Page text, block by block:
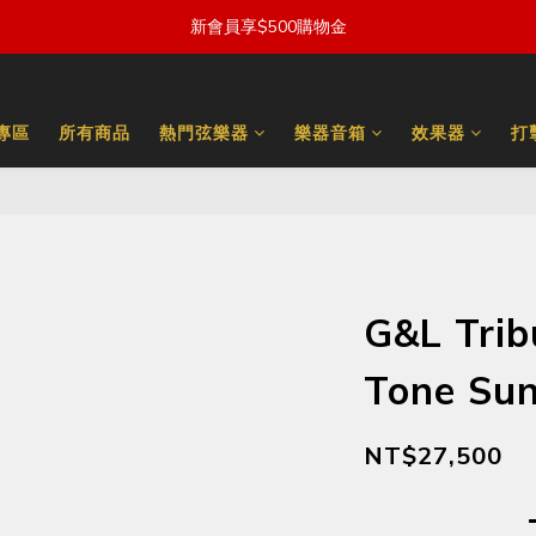
新會員享$500購物金
區 所有商品 熱門弦樂器 樂器音箱 效果器 打
G&L
Tone
NT$27,500